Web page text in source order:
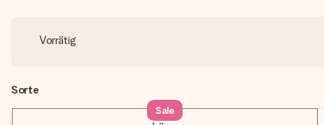
Vorrätig
Sorte
Sale